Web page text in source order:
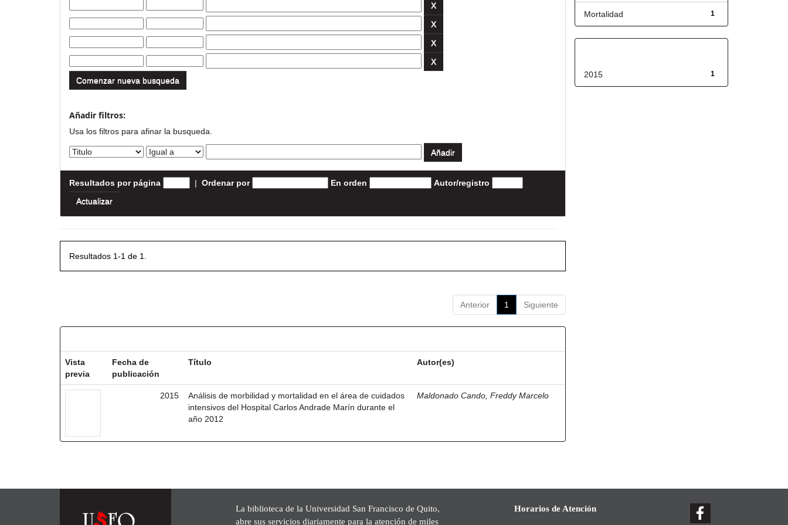
Comenzar nueva busqueda
Añadir filtros:
Usa los filtros para afinar la busqueda.
Resultados por página | Ordenar por En orden Autor/registro
Resultados 1-1 de 1.
Anterior 1 Siguiente
Vista
previa
Fecha de
publicación
Título Autor(es)
2015
Análisis de morbilidad y mortalidad en el área de cuidados
intensivos del Hospital Carlos Andrade Marín durante el
año 2012
Maldonado Cando, Freddy Marcelo
1
Mortalidad
1
2015
La biblioteca de la Universidad San Francisco de Quito,
abre sus servicios diariamente para la atención de miles
Horarios de Atención